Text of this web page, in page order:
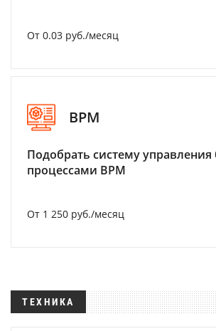
От 0.03 руб./месяц
BPM
Подобрать систему управления
процессами BPM
От 1 250 руб./месяц
ТЕХНИКА